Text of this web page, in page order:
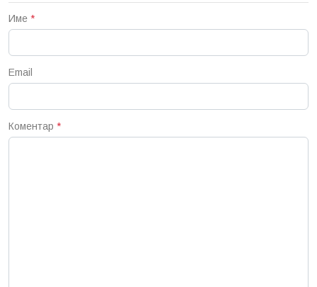
Име *
Email
Коментар *